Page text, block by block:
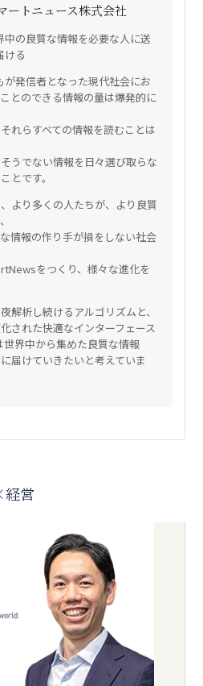
ートニュース株式会社
中の良質な情報を必要な人に送
ける
が発信者となった現代社会にお
とのできる情報の量は爆発的に
れらすべての情報を読むことは
うでない情報を日々選び取らな
とです。
より多くの人たちが、より良質
情報の作り手が損をしない社会
をつくり、様々な進化を
解析し続けるアルゴリズムと、
された快適なインターフェース
界中から集めた良質な情報
届けていきたいと考えていま
経営